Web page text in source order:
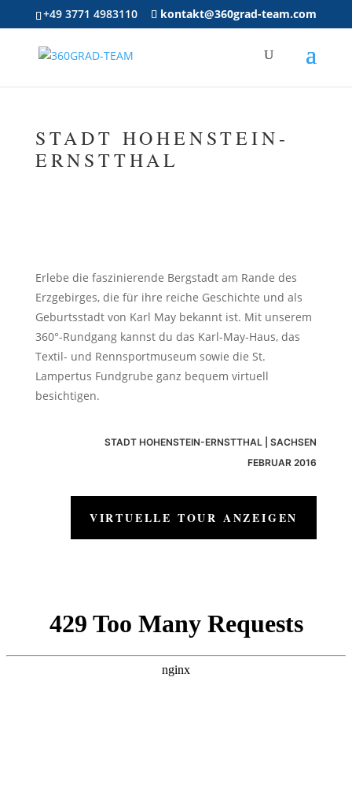
+49 3771 4983110 kontakt@360grad-team.com
STADT HOHENSTEIN-
ERNSTTHAL
Erlebe die faszinierende Bergstadt am Rande des
Erzgebirges, die für ihre reiche Geschichte und als
Geburtsstadt von Karl May bekannt ist. Mit unserem
360°-Rundgang kannst du das Karl-May-Haus, das
Textil- und Rennsportmuseum sowie die St.
Lampertus Fundgrube ganz bequem virtuell
besichtigen.
STADT HOHENSTEIN-ERNSTTHAL | SACHSEN
FEBRUAR 2016
VIRTUELLE TOUR ANZEIGEN